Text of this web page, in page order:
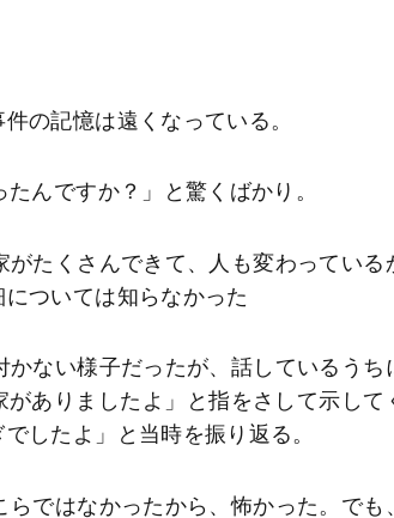
の記憶は遠くなっている。
んですか？」と驚くばかり。
たくさんできて、人も変わっている
ついては知らなかった
ない様子だったが、話しているうち
ありましたよ」と指をさして示して
したよ」と当時を振り返る。
ではなかったから、怖かった。でも、